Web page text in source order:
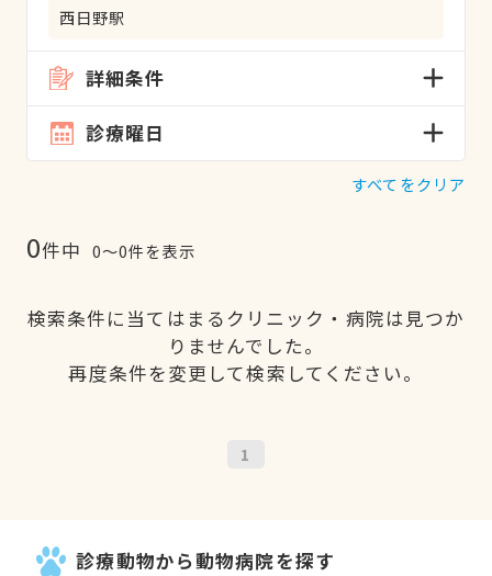
西日野駅
詳細条件
診療曜日
すべてをクリア
0件中 0〜0件を表示
検索条件に当てはまるクリニック・病院は見つか
りませんでした。
再度条件を変更して検索してください。
1
診療動物から動物病院を探す